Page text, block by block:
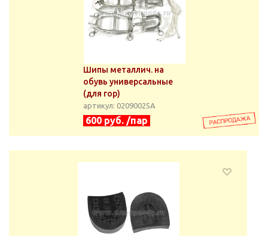
Шипы металлич. на
обувь универсальные
(для гор)
артикул: 02090025А
600 руб. /пар